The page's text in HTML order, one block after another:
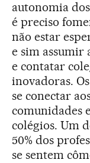
autonomia
é preciso
não estar
e sim assumir
e contatar
inovadoras.
se conectar
comunidades
colégios. Um
50% dos
se sentem